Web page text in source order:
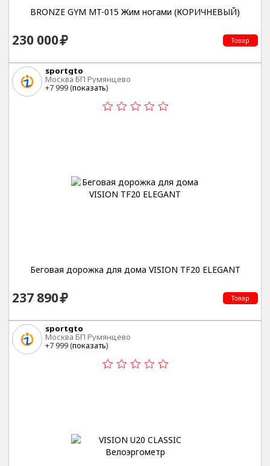
BRONZE GYM MT-015 Жим ногами (КОРИЧНЕВЫЙ)
230 000 Товар
sportgto
Москва БП Румянцево
+7 999 (показать)
Беговая дорожка для дома VISION TF20 ELEGANT
237 890 Товар
sportgto
Москва БП Румянцево
+7 999 (показать)